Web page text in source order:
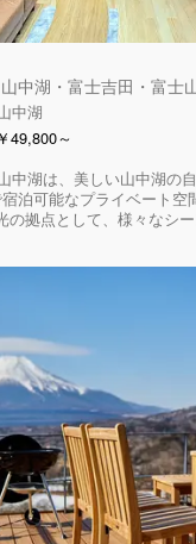
中湖・富士吉田・富士
中湖
49,800～
中湖は、美しい山中湖の
泊可能なプライベート空
の拠点として、様々なシ